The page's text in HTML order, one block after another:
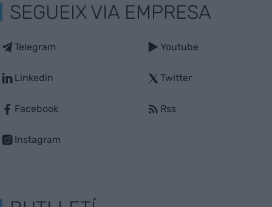
SEGUEIX VIA EMPRESA
Telegram
Linkedin
Facebook
Instagram
Youtube
Twitter
Rss